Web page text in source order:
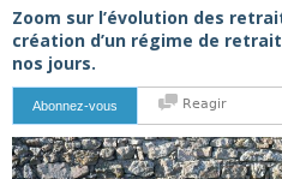
Zoom sur l’évolution des
création d’un régime de
nos jours.
Abonnez-vous Reagir